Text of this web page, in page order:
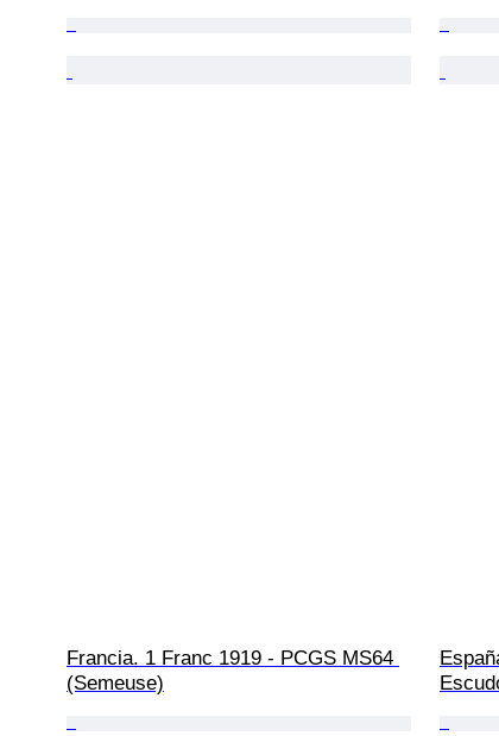
Francia. 1 Franc 1919 - PCGS MS64
(Semeuse)